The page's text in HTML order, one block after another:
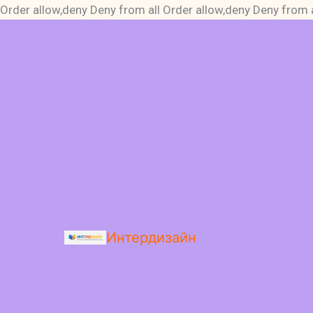
Order allow,deny Deny from all Order allow,deny Deny from
Интердизайн